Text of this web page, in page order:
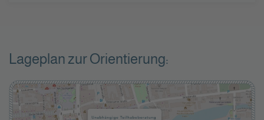
Lageplan zur Orientierung: